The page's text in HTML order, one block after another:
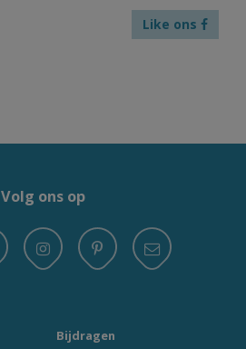
Like ons
Volg ons op
Bijdragen